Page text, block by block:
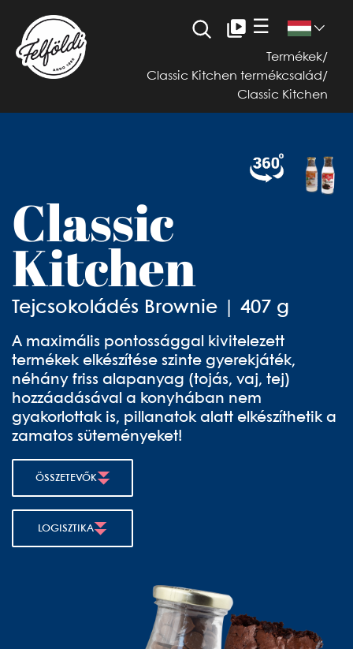
☰
Termékek/
Classic Kitchen termékcsalád /
Classic Kitchen
Classic
Kitchen
Tejcsokoládés Brownie | 407 g
A maximális pontossággal kivitelezett
termékek elkészítése szinte gyerekjáték,
néhány friss alapanyag (tojás, vaj, tej)
hozzáadásával a konyhában nem
gyakorlottak is, pillanatok alatt elkészíthetik a
zamatos süteményeket!
ÖSSZETEVŐK
LOGISZTIKA